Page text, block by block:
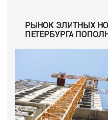
РЫНОК ЭЛИТНЫХ
ПЕТЕРБУРГА